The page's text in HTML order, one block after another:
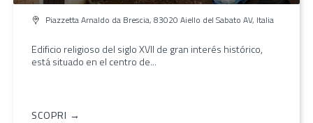
Piazzetta Arnaldo da Brescia, 83020 Aiello del Sabato AV, Italia
Edificio religioso del siglo XVII de gran interés histórico,
está situado en el centro de...
SCOPRI →